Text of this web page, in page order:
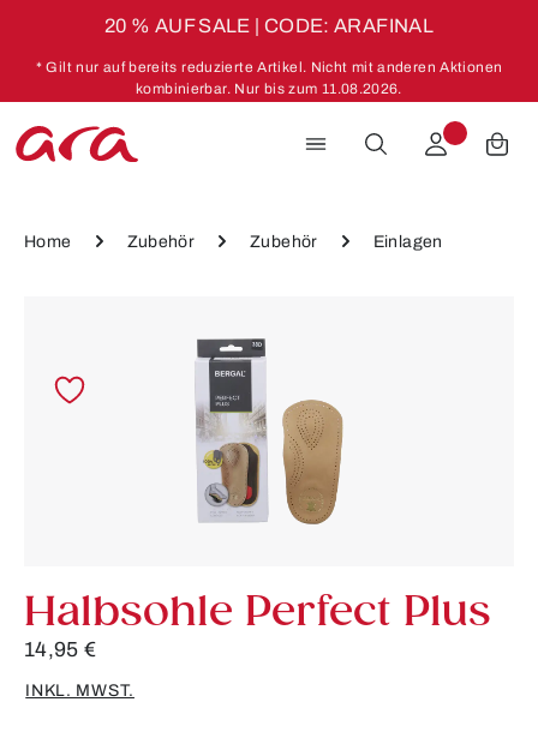
20 % AUF SALE | CODE: ARAFINAL
* Gilt nur auf bereits reduzierte Artikel. Nicht mit anderen Aktionen
kombinierbar. Nur bis zum 11.08.2026.
Home Zubehör Zubehör Einlagen
Halbsohle Perfect Plus
14,95 €
INKL. MWST.